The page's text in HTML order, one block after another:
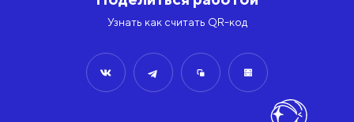
Узнать как считать QR-код